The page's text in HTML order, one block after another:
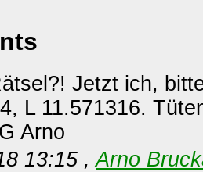
Jetzt ich,
L 11.571316.
Arno
13:15 ,Arno